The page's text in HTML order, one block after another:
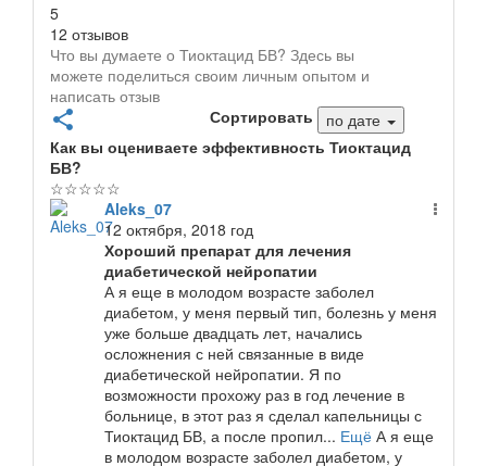
5
12 отзывов
Что вы думаете о Тиоктацид БВ? Здесь вы
можете поделиться своим личным опытом и
написать отзыв
share Сортировать
по дате
Как вы оцениваете эффективность Тиоктацид
БВ?
☆☆☆☆☆
Aleks_07
12 октября, 2018 год
Хороший препарат для лечения
диабетической нейропатии
А я еще в молодом возрасте заболел
диабетом, у меня первый тип, болезнь у меня
уже больше двадцать лет, начались
осложнения с ней связанные в виде
диабетической нейропатии. Я по
возможности прохожу раз в год лечение в
больнице, в этот раз я сделал капельницы с
Тиоктацид БВ, а после пропил... Ещё А я еще
в молодом возрасте заболел диабетом, у